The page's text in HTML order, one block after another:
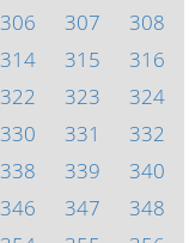
306 307
308
314 315
316
322 323
324
330 331
332
338 339
340
346 347
348